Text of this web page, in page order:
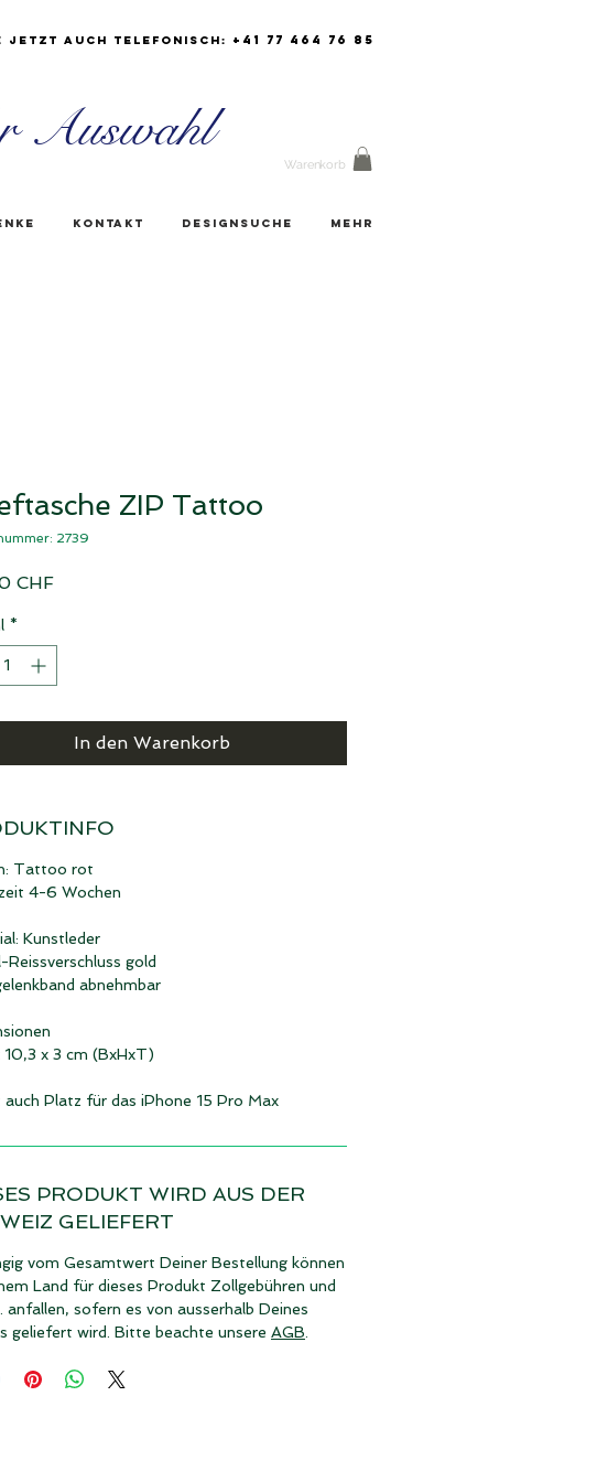
jetzt auch Telefonisch: +41 77 464 76 85
Warenkorb
Auswahl
Kontakt Designsuche Mehr
ZIP Tattoo
2739
CHFPreis
*
In den Warenkorb
Tattoo rot
4-6 Wochen
Kunstleder
Reissverschluss gold
abnehmbar
10,3 x 3 cm (BxHxT)
Platz für das iPhone 15 Pro Max
PRODUKT WIRD AUS DER
GELIEFERT
vom Gesamtwert Deiner Bestellung können
Land für dieses Produkt Zollgebühren und
anfallen, sofern es von ausserhalb Deines
geliefert wird. Bitte beachte unsere AGB